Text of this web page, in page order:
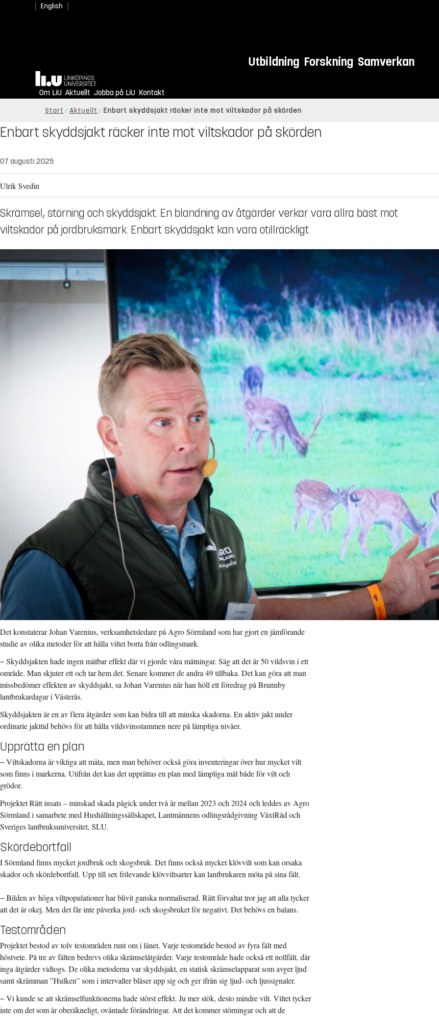
English
Utbildning Forskning Samverkan
Hem
Om LiU Aktuellt Jobba på LiU Kontakt
Start Aktuellt Enbart skyddsjakt räcker inte mot viltskador på skörden
Enbart skyddsjakt räcker inte mot viltskador på skörden
07 augusti 2025
Ulrik Svedin
Skrämsel, störning och skyddsjakt. En blandning av åtgärder verkar vara allra bäst mot
viltskador på jordbruksmark. Enbart skyddsjakt kan vara otillräckligt.
Det konstaterar Johan Varenius, verksamhetsledare på Agro Sörmland som har gjort en jämförande
studie av olika metoder för att hålla viltet borta från odlingsmark.
− Skyddsjakten hade ingen mätbar effekt där vi gjorde våra mätningar. Säg att det är 50 vildsvin i ett
område. Man skjuter ett och tar hem det. Senare kommer de andra 49 tillbaka. Det kan göra att man
missbedömer effekten av skyddsjakt, sa Johan Varenius när han höll ett föredrag på Brunnby
lantbrukardagar i Västerås.
Skyddsjakten är en av flera åtgärder som kan bidra till att minska skadorna. En aktiv jakt under
ordinarie jakttid behövs för att hålla vildsvinsstammen nere på lämpliga nivåer.
Upprätta en plan
− Viltskadorna är viktiga att mäta, men man behöver också göra inventeringar över hur mycket vilt
som finns i markerna. Utifrån det kan det upprättas en plan med lämpliga mål både för vilt och
grödor.
Projektet Rätt insats – minskad skada pågick under två år mellan 2023 och 2024 och leddes av Agro
Sörmland i samarbete med Hushållningssällskapet, Lantmännens odlingsrådgivning VäxtRåd och
Sveriges lantbruksuniversitet, SLU.
Skördebortfall
I Sörmland finns mycket jordbruk och skogsbruk. Det finns också mycket klövvilt som kan orsaka
skador och skördebortfall. Upp till sex frilevande klövviltsarter kan lantbrukaren möta på sina fält.
− Bilden av höga viltpopulationer har blivit ganska normaliserad. Rätt förvaltat tror jag att alla tycker
att det är okej. Men det får inte påverka jord- och skogsbruket för negativt. Det behövs en balans.
Testområden
Projektet bestod av tolv testområden runt om i länet. Varje testområde bestod av fyra fält med
höstvete. På tre av fälten bedrevs olika skrämselåtgärder. Varje testområde hade också ett nollfält, där
inga åtgärder vidtogs. De olika metoderna var skyddsjakt, en statisk skrämselapparat som avger ljud
samt skrämman ”Hulken” som i intervaller blåser upp sig och ger ifrån sig ljud- och ljussignaler.
− Vi kunde se att skrämselfunktionerna hade störst effekt. Ju mer stök, desto mindre vilt. Viltet tycker
inte om det som är oberäkneligt, oväntade förändringar. Att det kommer störningar och att de